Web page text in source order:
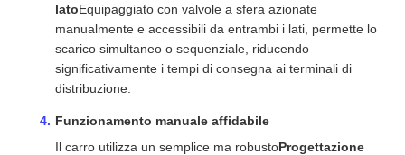
latoEquipaggiato con valvole a sfera azionate
manualmente e accessibili da entrambi i lati, permette lo
scarico simultaneo o sequenziale, riducendo
significativamente i tempi di consegna ai terminali di
distribuzione.
Funzionamento manuale affidabile
Il carro utilizza un semplice ma robustoProgettazione